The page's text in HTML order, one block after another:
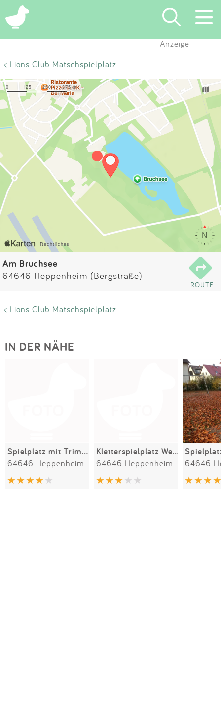
×
Suchen
Eintragen
App
Blog
Partner
Kontakt
Impressum
Anzeige
< Lions Club Matschspielplatz
Am Bruchsee
64646 Heppenheim (Bergstraße)
ROUTE
< Lions Club Matschspielplatz
IN DER NÄHE
Spielplatz mit Trimm Geräten am Bruchsee Kletterspielplatz Weststadt